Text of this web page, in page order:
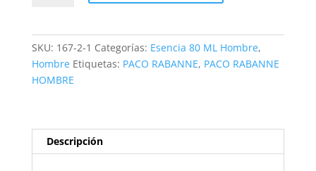
SKU: 167-2-1 Categorías: Esencia 80 ML Hombre,
Hombre Etiquetas: PACO RABANNE, PACO RABANNE
HOMBRE
Descripción